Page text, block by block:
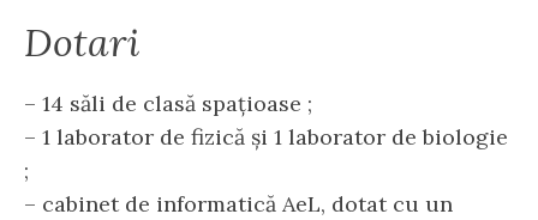
Dotari
– 14 săli de clasă spaţioase ;
– 1 laborator de fizică şi 1 laborator de biologie
;
– cabinet de informatică AeL, dotat cu un